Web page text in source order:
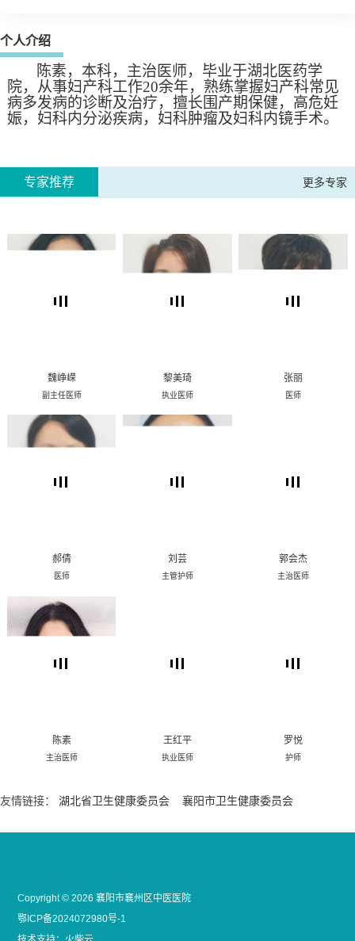
个人介绍
陈素，本科，主治医师，毕业于湖北医药学
院，从事妇产科工作20余年，熟练掌握妇产科常见
病多发病的诊断及治疗，擅长围产期保健，高危妊
娠，妇科内分泌疾病，妇科肿瘤及妇科内镜手术。
专家推荐 更多专家
魏峥嵘
副主任医师
黎美琦
执业医师
张丽
医师
郝倩
医师
刘芸
主管护师
郭会杰
主治医师
陈素
主治医师
王红平
执业医师
罗悦
护师
友情链接： 湖北省卫生健康委员会 襄阳市卫生健康委员会
Copyright © 2026襄阳市襄州区中医医院
鄂ICP备2024072980号-1